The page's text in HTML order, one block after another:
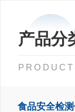
产品分
食品安全检